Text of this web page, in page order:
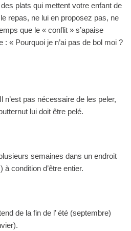
plats qui mettent votre enfant de
repas, ne lui en proposez pas, ne
que le « conflit » s’apaise
« Pourquoi je n’ai pas de bol moi ?
n’est pas nécessaire de les peler,
lui doit être pelé.
semaines dans un endroit
condition d’être entier.
de la fin de l’ été (septembre)